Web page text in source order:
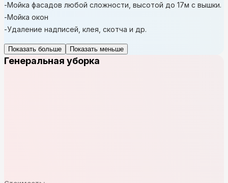
-Мойка фасадов любой сложности, высотой до 17м с вышки.
-Мойка окон
-Удаление надписей, клея, скотча и др.
Показать больше Показать меньше
Генеральная уборка